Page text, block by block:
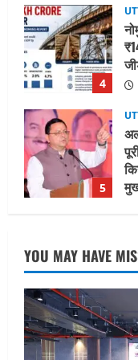
4
5
1
YOU MAY HAVE